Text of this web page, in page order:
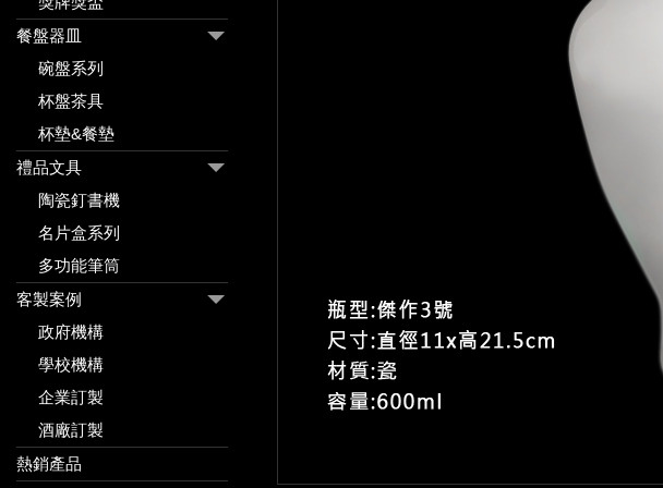
餐盤器皿
碗盤系列
杯盤茶具
杯墊&餐墊
禮品文具
陶瓷釘書機
名片盒系列
多功能筆筒
客製案例
政府機構
學校機構
企業訂製
酒廠訂製
熱銷產品